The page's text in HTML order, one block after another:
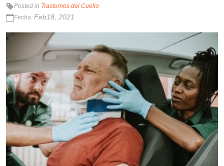
Posted in Trastornos del Cuello
Fecha: Feb18, 2021